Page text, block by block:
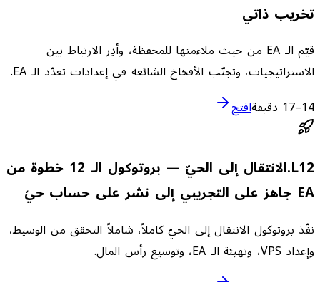
تخريب ذاتي
قيّم الـ EA من حيث ملاءمتها للمحفظة، وأدِر الارتباط بين
الاستراتيجيات، وتجنّب الأفخاخ الشائعة في إعدادات تعدّد الـ EA.
14–17 دقيقة
افتح
L12
.
الانتقال إلى الحيّ — بروتوكول الـ 12 خطوة من
EA جاهز على التجريبي إلى نشر على حساب حيّ
نفّذ بروتوكول الانتقال إلى الحيّ كاملاً، شاملاً التحقق من الوسيط،
وإعداد VPS، وتهيئة الـ EA، وتوسيع رأس المال.